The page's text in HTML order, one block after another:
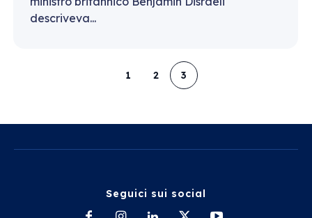
descriveva...
1 2 3
Seguici sui social